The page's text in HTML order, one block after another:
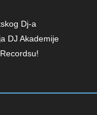
Dj-a
DJ Akademije